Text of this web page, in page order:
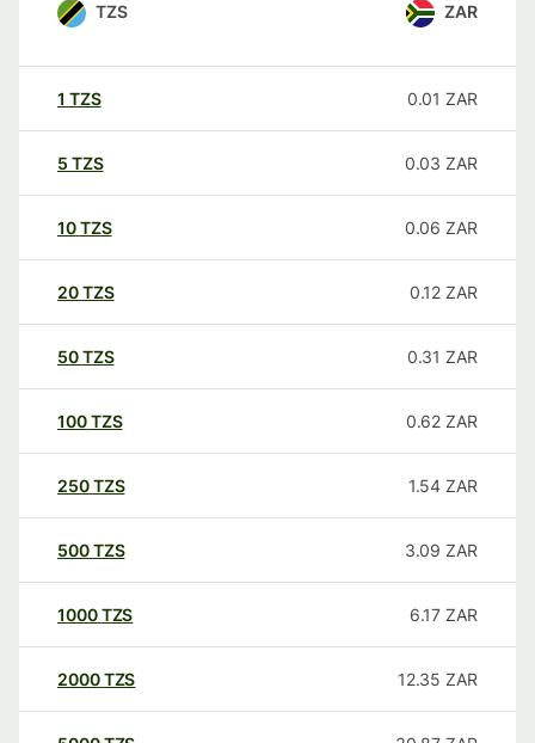
TZS ZAR
1 TZS 0.01 ZAR
5 TZS 0.03 ZAR
10TZS 0.06 ZAR
20TZS 0.12 ZAR
50TZS 0.31 ZAR
100TZS 0.62 ZAR
250TZS 1.54 ZAR
500TZS 3.09 ZAR
1000TZS 6.17 ZAR
2000TZS 12.35 ZAR